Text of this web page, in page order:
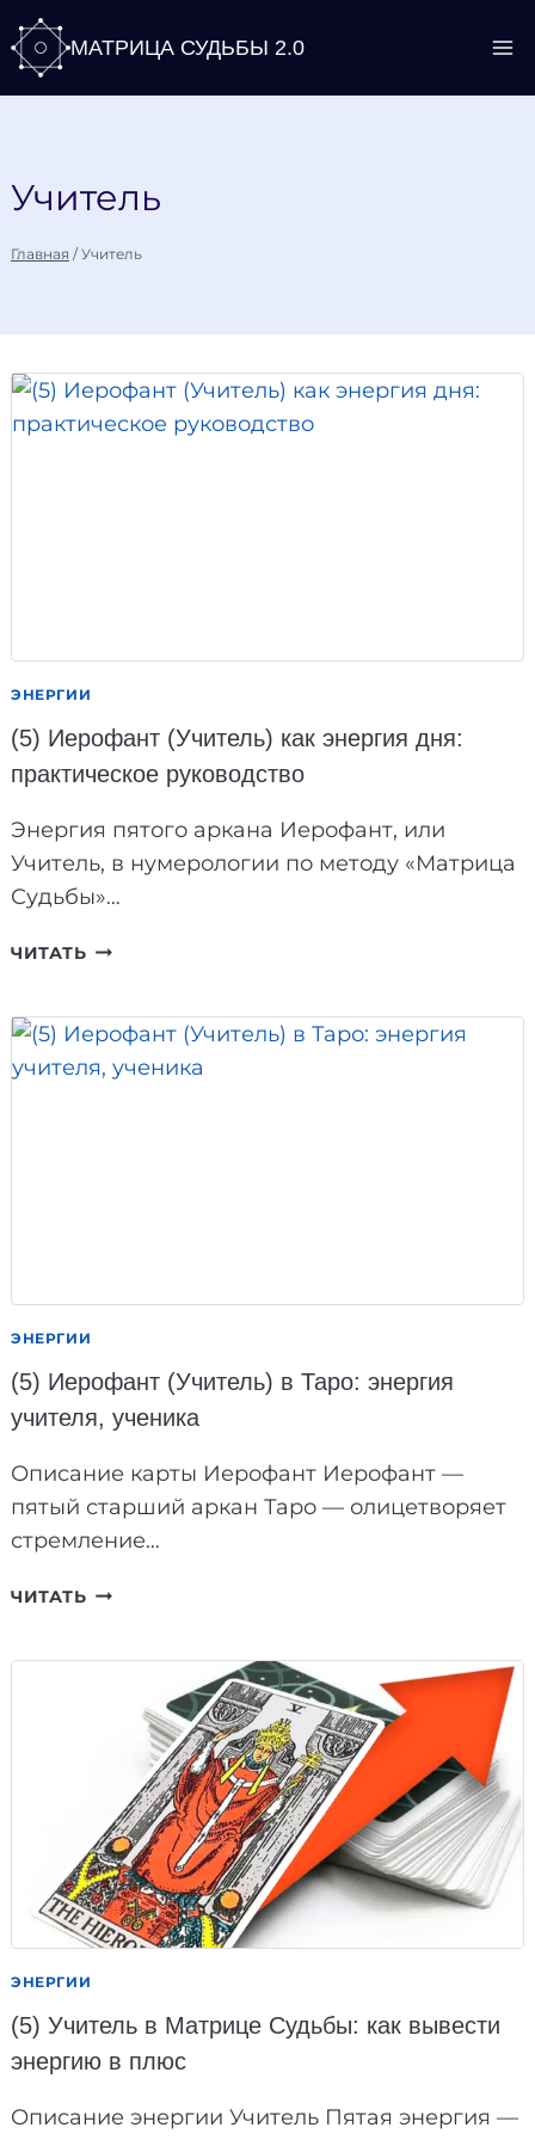
Перейти
содержимому
МАТРИЦА СУДЬБЫ 2.0
Учитель
Главная / Учитель
ЭНЕРГИИ
(5) Иерофант (Учитель) как энергия дня:
практическое руководство
Энергия пятого аркана Иерофант, или
Учитель, в нумерологии по методу «Матрица
Судьбы»…
ЧИТАТЬ (5)
КАК
ДНЯ:
ЭНЕРГИИ
(5) Иерофант (Учитель) в Таро: энергия
учителя, ученика
Описание карты Иерофант Иерофант —
пятый старший аркан Таро — олицетворяет
стремление…
ЧИТАТЬ (5)
ЭНЕРГИЯ
УЧИТЕЛЯ,
УЧЕНИКА
ЭНЕРГИИ
(5) Учитель в Матрице Судьбы: как вывести
энергию в плюс
Описание энергии Учитель Пятая энергия —